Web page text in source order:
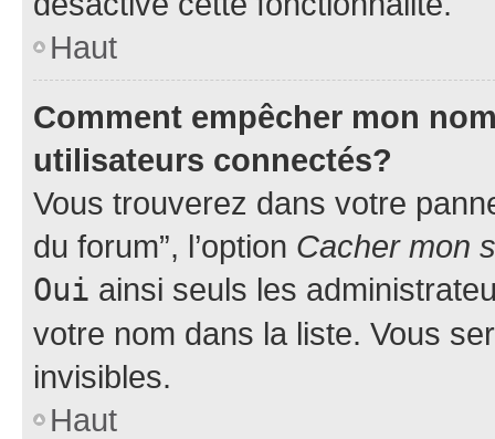
Haut
Comment empêcher mon
utilisateurs connectés?
Vous trouverez dans votre
du forum”, l’option Cacher mon
Oui ainsi seuls les
votre nom dans la liste. Vous
invisibles.
Haut